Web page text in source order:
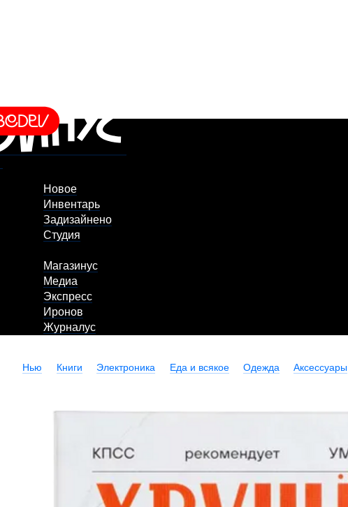
Новое
Инвентарь
Задизайнено
Студия
Магазинус
Медиа
Экспресс
Иронов
Журналус
Нью Книги Электроника Еда и всякое Одежда Аксессуары